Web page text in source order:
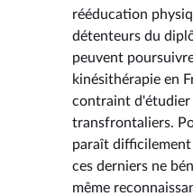
rééducation
détenteurs du
peuvent
kinésithérapie en
contraint d'étudier
transfrontaliers.
paraît
ces derniers ne
même